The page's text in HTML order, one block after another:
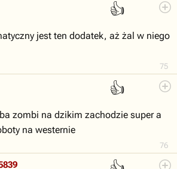
👍
75
jest ten dodatek, aż żal w niego
👍
76
zombi na dzikim zachodzie super a
na westernie